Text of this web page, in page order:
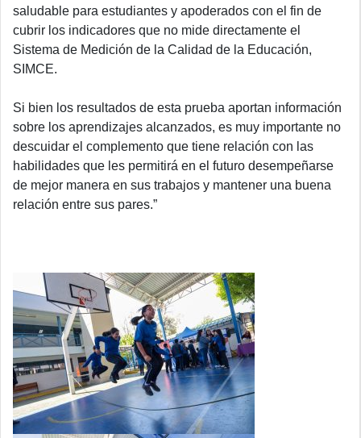
saludable para estudiantes y apoderados con el fin de
cubrir los indicadores que no mide directamente el
Sistema de Medición de la Calidad de la Educación,
SIMCE.
Si bien los resultados de esta prueba aportan información
sobre los aprendizajes alcanzados, es muy importante no
descuidar el complemento que tiene relación con las
habilidades que les permitirá en el futuro desempeñarse
de mejor manera en sus trabajos y mantener una buena
relación entre sus pares.”